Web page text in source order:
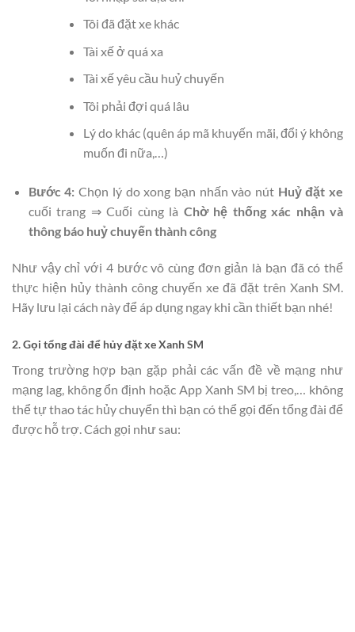
Tôi đã đặt xe khác
Tài xế ở quá xa
Tài xế yêu cầu huỷ chuyến
Tôi phải đợi quá lâu
Lý do khác (quên áp mã khuyến mãi, đổi ý không
muốn đi nữa,…)
Bước 4:Chọn lý do xong bạn nhấn vào nút Huỷ đặt xe
cuối trang ⇒ Cuối cùng là Chờ hệ thống xác nhận và
thông báo huỷ chuyến thành công
Như vậy chỉ với 4 bước vô cùng đơn giản là bạn đã có thể
thực hiện hủy thành công chuyến xe đã đặt trên Xanh SM.
Hãy lưu lại cách này để áp dụng ngay khi cần thiết bạn nhé!
2. Gọi tổng đài để hủy đặt xe Xanh SM
Trong trường hợp bạn gặp phải các vấn đề về mạng như
mạng lag, không ổn định hoặc App Xanh SM bị treo,… không
thể tự thao tác hủy chuyển thì bạn có thể gọi đến tổng đài để
được hỗ trợ. Cách gọi như sau: